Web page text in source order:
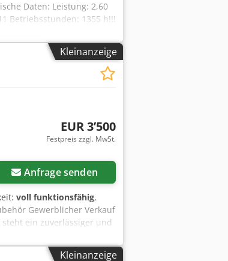
Daten: Leistung: 2,60
Betriebsstunden: 1355 h!!!
PLN Bruttopreis:
Kleinanzeige
EUR 3’500
Festpreis zzgl. MwSt.
Anfrage senden
voll funktionsfähig,
Gewerblicher Verkauf
ein zuverlässiger und
55. Das Gerät stammt
mit Zugdeichsel
Kleinanzeige